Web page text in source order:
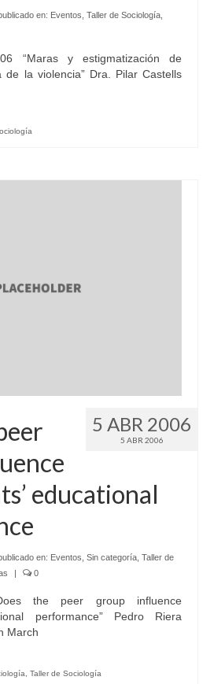
en: Eventos Taller de Sociología
“Maras y estigmatización de
de la violencia” Dra. Pilar Castells
5 ABR 2006
5 ABR 2006
educational
en: Eventos Sin categoría Taller de
| 0
the peer group influence
performance” Pedro Riera
March
Taller de Sociología